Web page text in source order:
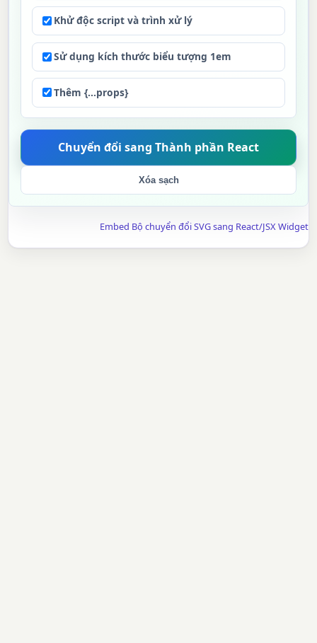
Khử độc script và trình xử lý
Sử dụng kích thước biểu tượng 1em
Thêm {...props}
Xóa sạch
Embed Bộ chuyển đổi SVG sang React/JSX Widget